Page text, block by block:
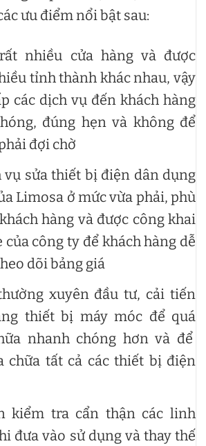
ưu điểm nổi bật sau:
nhiều cửa hàng và được
tỉnh thành khác nhau, vậy
các dịch vụ đến khách hàng
đúng hẹn và không để
đợi chờ
vụ sửa thiết bị điện dân dụng
Limosa ở mức vừa phải, phù
hàng và được công khai
công ty để khách hàng dễ
dõi bảng giá
xuyên đầu tư, cải tiến
thiết bị máy móc để quá
nhanh chóng hơn và để
chữa tất cả các thiết bị điện
kiểm tra cẩn thận các linh
đưa vào sử dụng và thay thế